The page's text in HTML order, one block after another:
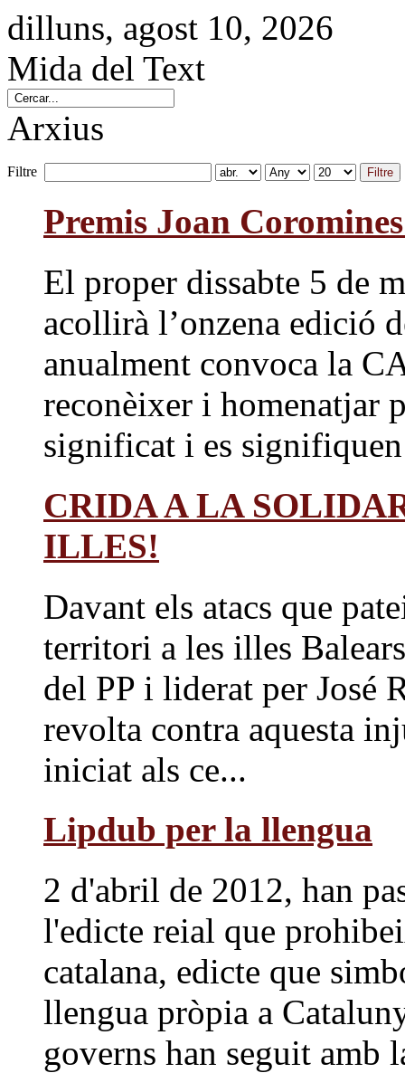
dilluns, agost 10, 2026
Mida del Text
Arxius
Filtre Filtre
Premis Joan
El proper dissabte 5 de
acollirà l’onzena edició
anualment convoca la
reconèixer i homenatjar
significat i es
CRIDA A LA
ILLES!
Davant els atacs que
territori a les illes
del PP i liderat per José
revolta contra aquesta
iniciat als ce...
Lipdub per la llengua
2 d'abril de 2012, han
l'edicte reial que
catalana, edicte que
llengua pròpia a
governs han seguit amb